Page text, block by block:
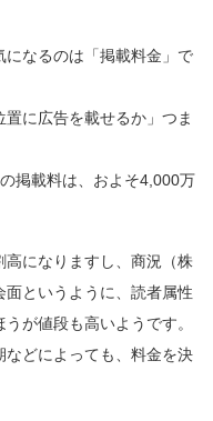
になるのは「掲載料金」で
に広告を載せるか」つま
掲載料は、およそ4,000万
高になりますし、商況（株
というように、読者属性
が値段も高いようです。
などによっても、料金を決